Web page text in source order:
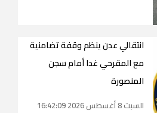
انتقالي عدن ينظم وقفة تضامنية
مع المقرحي غدا أمام سجن
المنصورة
السبت 8 أغسطس 2026 16:42:09